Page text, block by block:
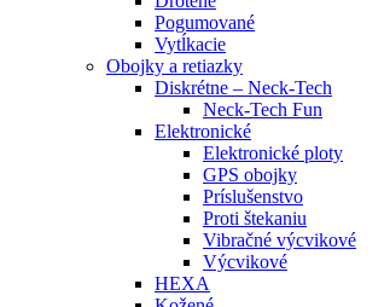
Pogumované
Vytĺkacie
Obojky a retiazky
Diskrétne – Neck-Tech
Neck-Tech Fun
Elektronické
Elektronické ploty
GPS obojky
Príslušenstvo
Proti štekaniu
Vibračné výcvikové
Výcvikové
HEXA